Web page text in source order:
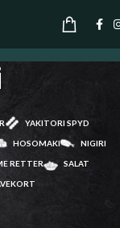
YAKITORI SPYD
HOSOMAKI NIGIRI
RETTER SALAT